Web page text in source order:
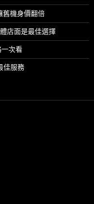
舊機身價翻倍
店面是最佳選擇
次看
佳服務